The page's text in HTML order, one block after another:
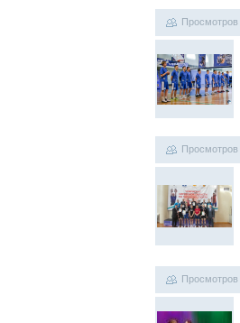
Просмотров
Просмотров
Просмотров